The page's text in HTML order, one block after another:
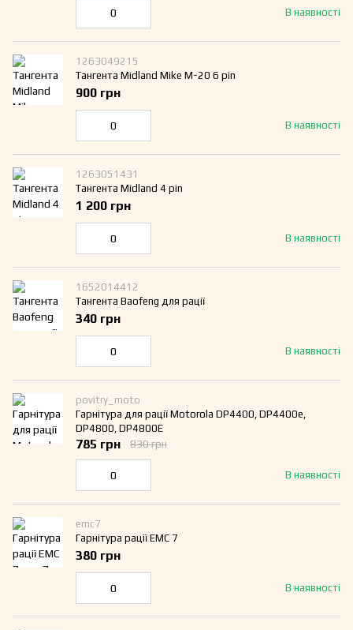
В наявності
1263049215
Тангента Midland Mike М-20 6 pin
В наявності
900 грн
1263051431
Тангента Midland 4 pin
В наявності
1 200 грн
1652014412
Тангента Baofeng для рації
В наявності
340 грн
povitry_moto
Гарнітура для рації Motorola DP4400, DP4400e,
DP4800, DP4800E
В наявності
785 грн 830 грн
emc7
Гарнітура рації EMC 7
В наявності
380 грн